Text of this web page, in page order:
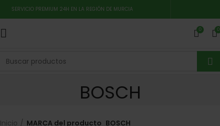
SERVICIO PREMIUM 24H EN LA REGIÓN DE MURCIA
0 0
BOSCH
Inicio MARCA del producto BOSCH